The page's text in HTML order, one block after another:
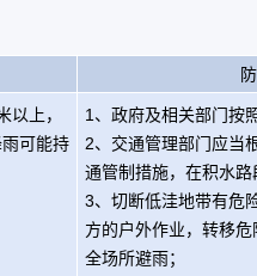
以上，
可能持
1、政府及相关部门按
2、交通管理部门应当
通管制措施，在积水路
3、切断低洼地带有危
方的户外作业，转移
全场所避雨；